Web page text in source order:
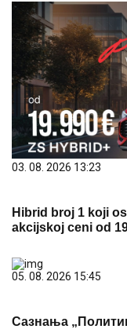
03. 08. 2026 13:23
Hibrid broj 1 koji
akcijskoj ceni od
05. 08. 2026 15:45
Сазнања